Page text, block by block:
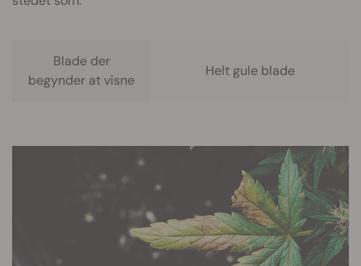
Blade der
begynder at visne
Helt gule blade